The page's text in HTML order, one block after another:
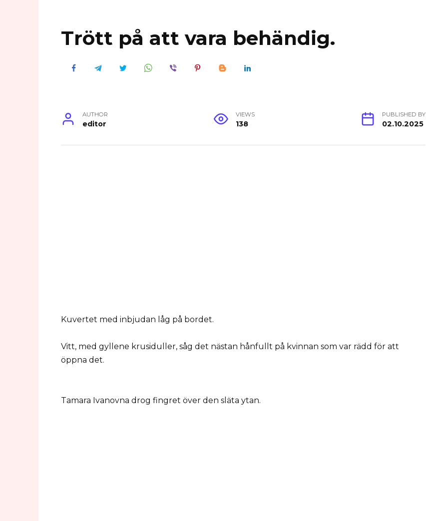
Trött på att vara behändig.
AUTHOR
editor
VIEWS
138
PUBLISHED BY
02.10.2025
Kuvertet med inbjudan låg på bordet.
Vitt, med gyllene krusiduller, såg det nästan hånfullt på kvinnan som var rädd för att
öppna det.
Tamara Ivanovna drog fingret över den släta ytan.